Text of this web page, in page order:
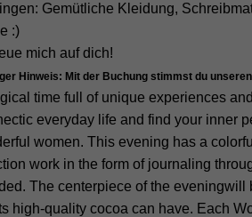
Gemütliche Kleidung,
:)
mich auf dich!
Hinweis: Mit der Buchung stimmst du unseren
time full of unique experiences
everyday life and find your inner
women. This evening has a
work in the form of journaling
The centerpiece of the
high-quality cocoa can have. Each